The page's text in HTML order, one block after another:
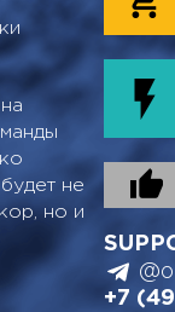
не
но и
+7